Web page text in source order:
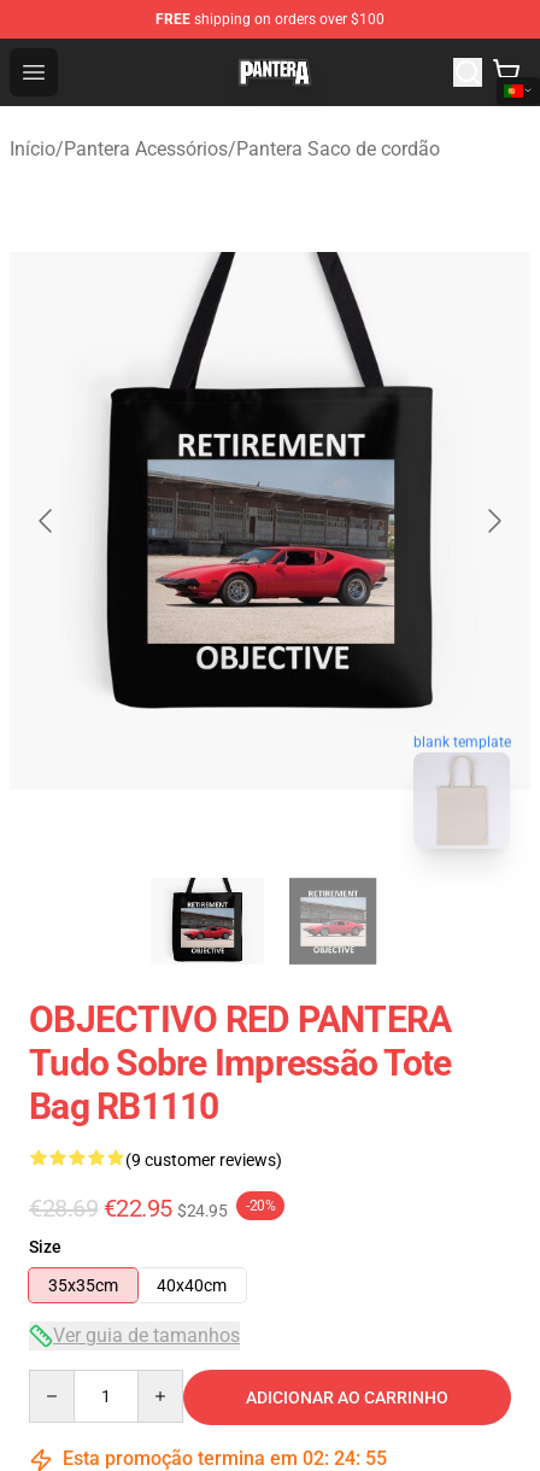
FREE shipping on orders over $100
Open menu
Pantera Store - Official Pantera Merchandise Shop
Início/Pantera Acessórios/Pantera Saco de cordão
blank template
OBJECTIVO RED PANTERA
Tudo Sobre Impressão Tote
Bag RB1110
(9 customer reviews)
€28.69 €22.95 $24.95 -20%
Size
35x35cm
40x40cm
Ver guia de tamanhos
ADICIONAR AO CARRINHO
Esta promoção termina em 02: 24: 54